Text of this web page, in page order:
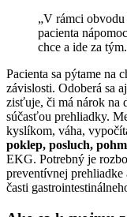
„V rámci
pacienta
chce a ide za
Pacienta sa pýtame na
závislosti. Odoberá sa
zisťuje, či má nárok na
súčasťou prehliadky.
kyslíkom, váha,
poklep, posluch,
EKG. Potrebný je
preventívnej
časti